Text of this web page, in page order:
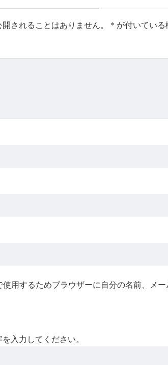
されることはありません。 * が付いている
用するためブラウザーに自分の名前、メー
入力してください。